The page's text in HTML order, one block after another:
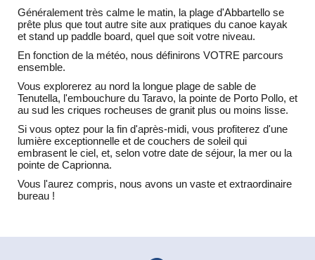
Généralement très calme le matin, la plage d'Abbartello se
prête plus que tout autre site aux pratiques du canoe kayak
et stand up paddle board, quel que soit votre niveau.
En fonction de la météo, nous définirons VOTRE parcours
ensemble.
Vous explorerez au nord la longue plage de sable de
Tenutella, l'embouchure du Taravo, la pointe de Porto Pollo, et
au sud les criques rocheuses de granit plus ou moins lisse.
Si vous optez pour la fin d'après-midi, vous profiterez d'une
lumière exceptionnelle et de couchers de soleil qui
embrasent le ciel, et, selon votre date de séjour, la mer ou la
pointe de Caprionna.
Vous l'aurez compris, nous avons un vaste et extraordinaire
bureau !